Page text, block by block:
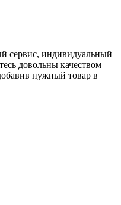
сервис, индивидуальный
довольны качеством
нужный товар в